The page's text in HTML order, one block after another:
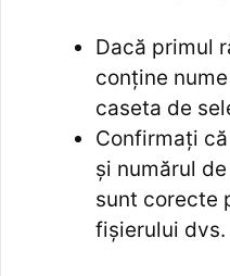
Dacă primul
conține
caseta de
Confirmați
și numărul
sunt corecte
fișierului dvs.